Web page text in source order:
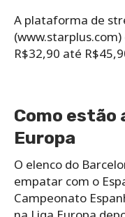
A plataforma de
R$32,90 até
Como estão
Europa
O elenco do
empatar com o
Campeonato